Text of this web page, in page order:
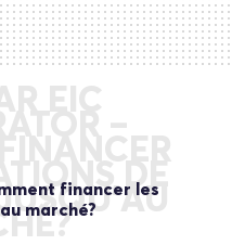
EIC
–
DE
financer les
marché?